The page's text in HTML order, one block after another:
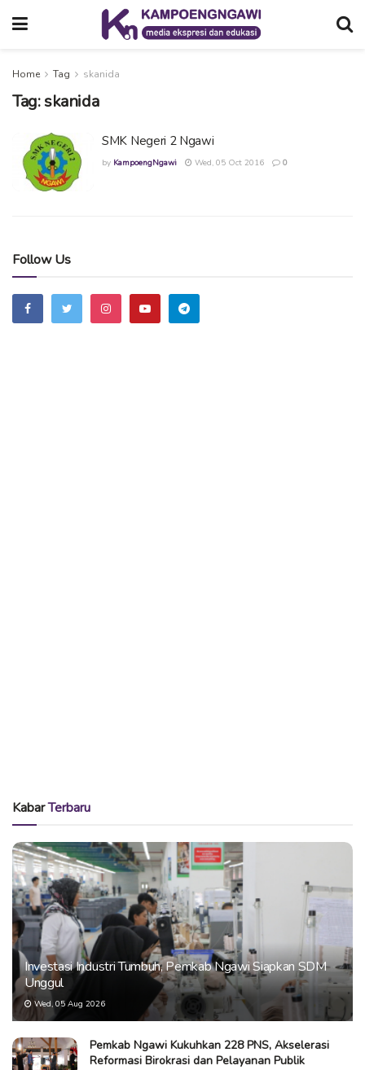
Home Tag skanida
Tag:skanida
SMK Negeri 2 Ngawi
by KampoengNgawi Wed, 05 Oct 2016 0
Follow Us
KabarTerbaru
Investasi Industri Tumbuh, Pemkab Ngawi Siapkan SDM
Unggul
Wed, 05 Aug 2026
Pemkab Ngawi Kukuhkan 228 PNS, Akselerasi
Reformasi Birokrasi dan Pelayanan Publik